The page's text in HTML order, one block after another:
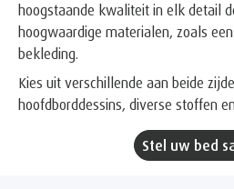
hoogstaande kwaliteit in elk detail
hoogwaardige materialen, zoals
bekleding.
Kies uit verschillende aan beide
hoofdborddessins, diverse stoffen
Stel uw bed